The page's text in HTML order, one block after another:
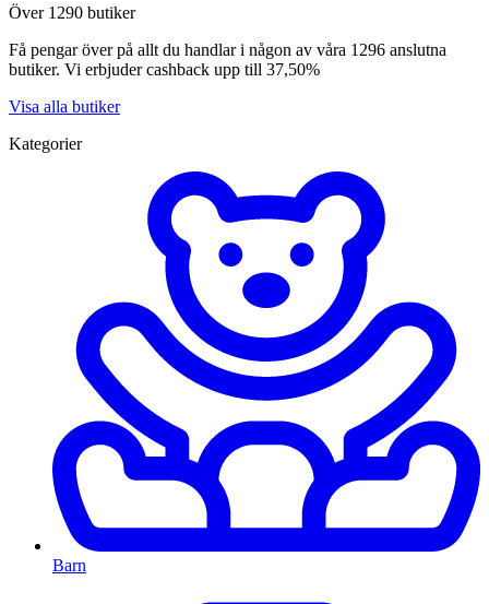
Över 1290 butiker
Få pengar över på allt du handlar i någon av våra 1296 anslutna
butiker. Vi erbjuder cashback upp till 37,50%
Visa alla butiker
Kategorier
Barn